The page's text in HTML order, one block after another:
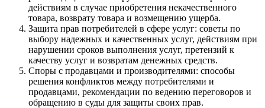
действиям в случае приобретения некачественного
товара, возврату товара и возмещению ущерба.
Защита прав потребителей в сфере услуг: советы по
выбору надежных и качественных услуг, действиям при
нарушении сроков выполнения услуг, претензий к
качеству услуг и возвратам денежных средств.
Споры с продавцами и производителями: способы
решения конфликтов между потребителями и
продавцами, рекомендации по ведению переговоров и
обращению в суды для защиты своих прав.